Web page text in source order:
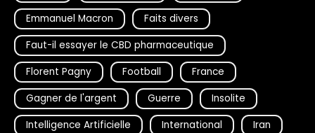
Emmanuel Macron
Faits divers
Faut-il essayer le CBD pharmaceutique
Florent Pagny
Football
France
Gagner de l'argent
Guerre
Insolite
Intelligence Artificielle
International
Iran